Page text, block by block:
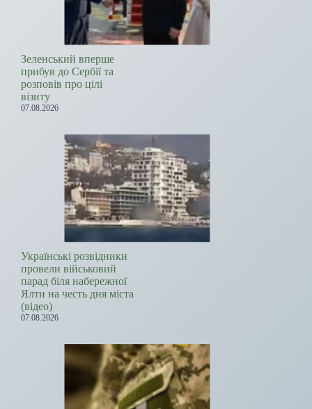
Зеленський вперше
прибув до Сербії та
розповів про цілі
візиту
07.08.2026
Українські розвідники
провели військовий
парад біля набережної
Ялти на честь дня міста
(відео)
07.08.2026